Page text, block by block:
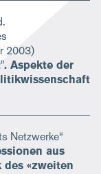
2003)
Aspekte der
Netzwerke“
aus
«zweiten